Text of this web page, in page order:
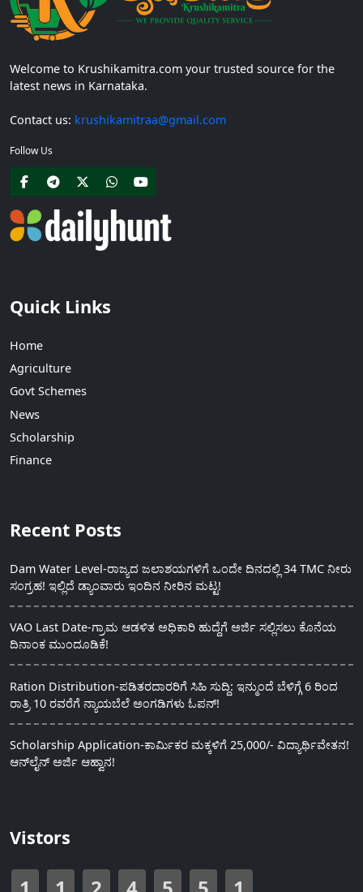
Welcome to Krushikamitra.com your trusted source for the
latest news in Karnataka.
Contact us: krushikamitraa@gmail.com
Follow Us
Quick Links
Home
Agriculture
Govt Schemes
News
Scholarship
Finance
Recent Posts
Dam Water Level-ರಾಜ್ಯದ ಜಲಾಶಯಗಳಿಗೆ ಒಂದೇ ದಿನದಲ್ಲಿ 34 TMC ನೀರು
ಸಂಗ್ರಹ! ಇಲ್ಲಿದೆ ಡ್ಯಾಂವಾರು ಇಂದಿನ ನೀರಿನ ಮಟ್ಟ!
VAO Last Date-ಗ್ರಾಮ ಆಡಳಿತ ಅಧಿಕಾರಿ ಹುದ್ದೆಗೆ ಅರ್ಜಿ ಸಲ್ಲಿಸಲು ಕೊನೆಯ
ದಿನಾಂಕ ಮುಂದೂಡಿಕೆ!
Ration Distribution-ಪಡಿತರದಾರರಿಗೆ ಸಿಹಿ ಸುದ್ದಿ: ಇನ್ಮುಂದೆ ಬೆಳಿಗ್ಗೆ 6 ರಿಂದ
ರಾತ್ರಿ 10 ರವರೆಗೆ ನ್ಯಾಯಬೆಲೆ ಅಂಗಡಿಗಳು ಓಪನ್!
Scholarship Application-ಕಾರ್ಮಿಕರ ಮಕ್ಕಳಿಗೆ 25,000/- ವಿದ್ಯಾರ್ಥಿವೇತನ!
ಆನ್‍ಲೈನ್ ಅರ್ಜಿ ಆಹ್ವಾನ!
Vistors